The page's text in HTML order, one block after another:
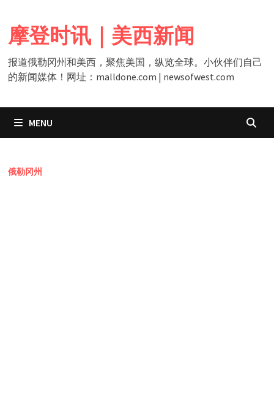
content
摩登时讯｜美西新闻
报道俄勒冈州和美西，聚焦美国，纵览全球。小伙伴们自己
的新闻媒体！网址：malldone.com | newsofwest.com
MENU
俄勒冈州